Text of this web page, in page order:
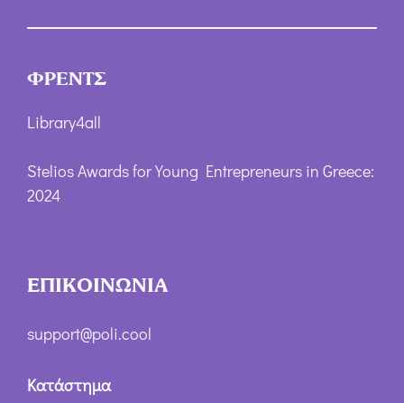
ΦΡΕΝΤΣ
Library4all
Stelios Awards for Young Entrepreneurs in Greece:
2024
ΕΠΙΚΟΙΝΩΝΙΑ
support@poli.cool
Κατάστημα